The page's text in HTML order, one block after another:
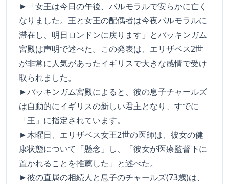
►「女王は今日の午後、バルモラルで安らかに亡く
なりました。王と女王の配偶者は今夜バルモラルに
滞在し、明日ロンドンに戻ります」とバッキンガム
宮殿は声明で述べた。この発表は、エリザベス2世
が非常に人気があったイギリスで大きな感情で受け
取られました。
►バッキンガム宮殿によると、彼の息子チャールズ
は自動的にイギリスの新しい君主となり、すでに
「王」に指定されています。
►木曜日、エリザベス女王2世の医師は、彼女の健
康状態について「懸念」し、「彼女が医療監督下に
置かれることを推薦した」と述べた。
►彼の直属の相続人と息子のチャールズ(73歳)は、